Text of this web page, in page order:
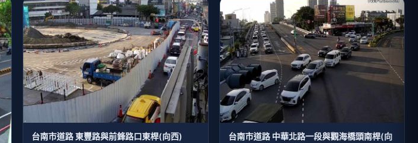
台南市道路 東豐路與前鋒路口東桿(向西)
台南市道路 中華北路一段與觀海橋頭南桿(向